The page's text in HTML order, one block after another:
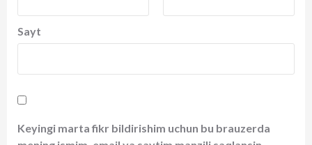
Sayt
Keyingi marta fikr bildirishim uchun bu brauzerda